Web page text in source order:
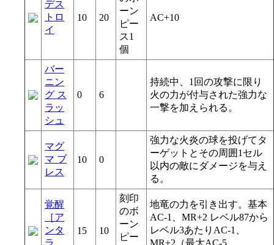
デス
トロ
イ
10 20
ーン
ピー
ス1
個
AC+10
バー
ニン
グ ス
ラッ
シュ
0 6
持続中、1回の攻撃に限り
火の力が付与された強力な
一撃を加えられる。
マグ
マ ブ
レス
10 0
強力な火炎の球を投げてタ
ーゲットとその周囲1セル
以内の敵にダメージを与え
る。
覚醒
［ア
ンタ
ラ
15 10
刻印
のボ
ーン
ピー
地竜の力を引き出す。基本
AC-1、MR+2 レベル87から
レベル3あたりAC-1、
MR+2（最大AC-5、